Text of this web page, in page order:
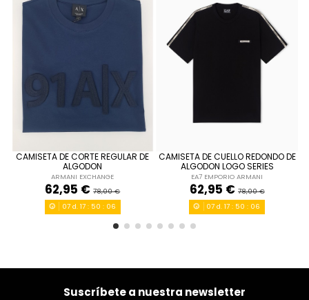
CAMISETA DE CORTE REGULAR DE
ALGODON
ARMANI EXCHANGE
62,95 €78,00 €
M
AZUL MARINO
 Añadir al carrito
07d. 17: 50 : 06
CAMISETA DE CUELLO REDONDO DE
ALGODON LOGO SERIES
EA7 EMPORIO ARMANI
62,95 € 78,00 €
S
ROJO
 Añadir al carrito
07 d. 17 : 50 : 06
Suscríbete a nuestra newsletter